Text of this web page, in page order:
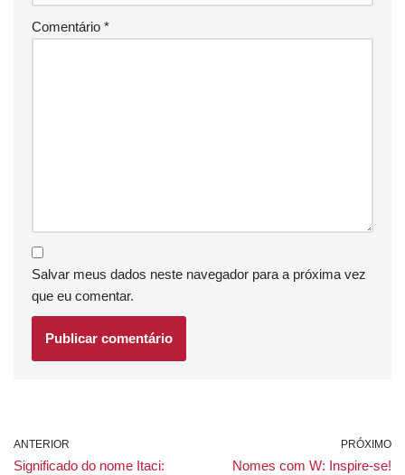
Comentário *
Salvar meus dados neste navegador para a próxima vez
que eu comentar.
ANTERIOR
Significado do nome Itaci:
PRÓXIMO
Nomes com W: Inspire-se!